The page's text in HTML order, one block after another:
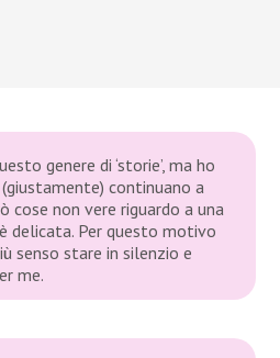
genere di ‘storie’, ma ho
continuano a
cose non vere riguardo a una
delicata. Per questo motivo
senso stare in silenzio e
me.